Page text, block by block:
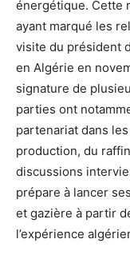
énergétique. Cette
ayant marqué les
visite du président
en Algérie en
signature de
parties ont
partenariat dans
production, du
discussions
prépare à lancer
et gazière à partir
l’expérience